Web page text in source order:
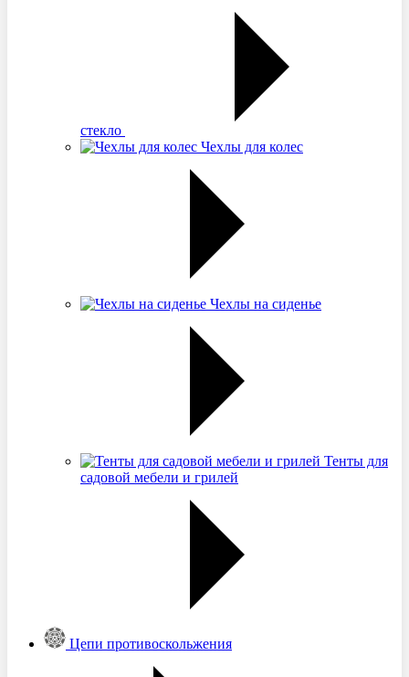
стекло
Чехлы для колес
Чехлы на сиденье
Тенты для
садовой мебели и грилей
Цепи противоскольжения